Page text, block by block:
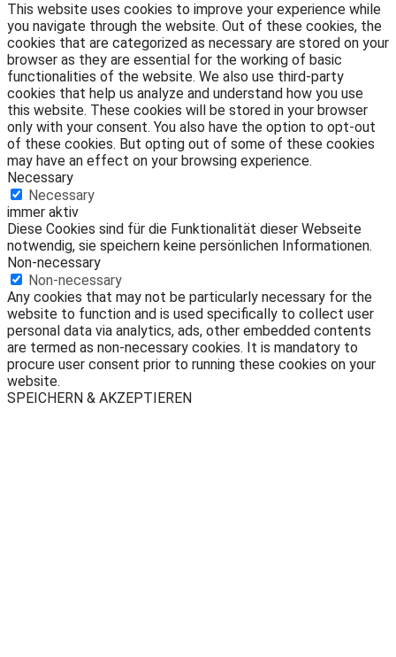
This website uses cookies to improve your experience while
you navigate through the website. Out of these cookies, the
cookies that are categorized as necessary are stored on your
browser as they are essential for the working of basic
functionalities of the website. We also use third-party
cookies that help us analyze and understand how you use
this website. These cookies will be stored in your browser
only with your consent. You also have the option to opt-out
of these cookies. But opting out of some of these cookies
may have an effect on your browsing experience.
Necessary
Necessary
immer aktiv
Diese Cookies sind für die Funktionalität dieser Webseite
notwendig, sie speichern keine persönlichen Informationen.
Non-necessary
Non-necessary
Any cookies that may not be particularly necessary for the
website to function and is used specifically to collect user
personal data via analytics, ads, other embedded contents
are termed as non-necessary cookies. It is mandatory to
procure user consent prior to running these cookies on your
website.
SPEICHERN & AKZEPTIEREN